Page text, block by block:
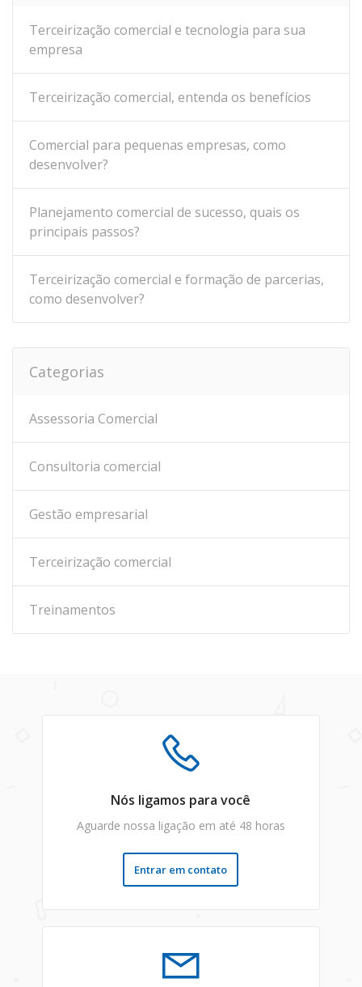
Terceirização comercial e tecnologia para sua
empresa
Terceirização comercial, entenda os benefícios
Comercial para pequenas empresas, como
desenvolver?
Planejamento comercial de sucesso, quais os
principais passos?
Terceirização comercial e formação de parcerias,
como desenvolver?
Categorias
Assessoria Comercial
Consultoria comercial
Gestão empresarial
Terceirização comercial
Treinamentos
Nós ligamos para você
Aguarde nossa ligação em até 48 horas
Entrar em contato